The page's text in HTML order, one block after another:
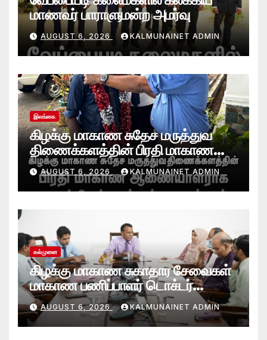
மாணவர் பாராளுமன்ற அமர்வு
AUGUST 6, 2026 KALMUNAINET ADMIN
இலங்கை
கிழக்கு மாகாண சுதேச மருத்துவ
திணைக்களத்தின் பிரதி மாகாண
ஆணையாளராக வைத்தியர் அன்டன்
அனஸ்டீன் கடமையேற்பு!
AUGUST 6, 2026 KALMUNAINET ADMIN
கல்முனை
கிழக்கு மாகாண சுகாதார சேவைகள்
மாகாண பணிப்பாளர் டொக்டர்
சரவணபவன் கல்முனை பிராந்திய
சுகாதார சேவைகள் பணிமனைக்கு
விஜயம்!
AUGUST 6, 2026 KALMUNAINET ADMIN